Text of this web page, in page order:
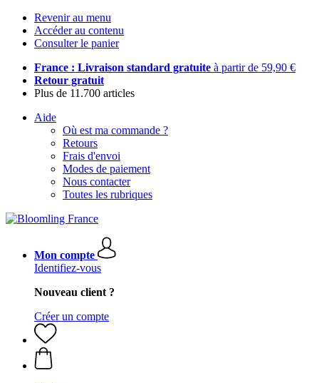
Revenir au menu
Accéder au contenu
Consulter le panier
France : Livraison standard gratuite à partir de 59,90 €
Retour gratuit
Plus de 11.700 articles
Aide
Où est ma commande ?
Retours
Frais d'envoi
Modes de paiement
Nous contacter
Toutes les rubriques
Mon compte
Identifiez-vous
Nouveau client ?
Créer un compte